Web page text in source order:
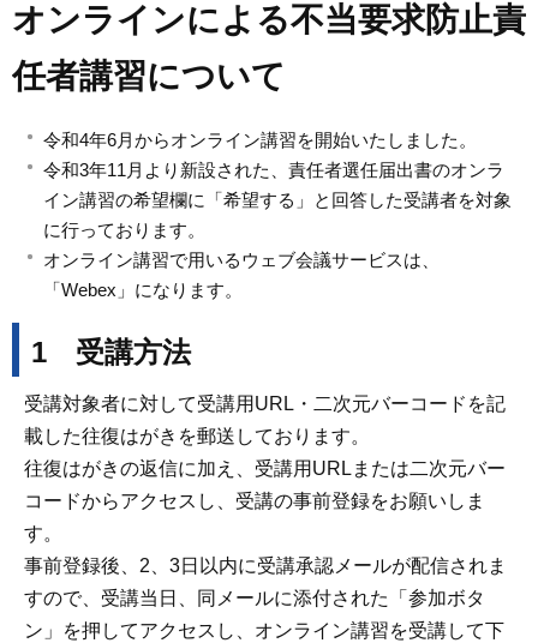
オンラインによる不当要求防止責
任者講習について
令和4年6月からオンライン講習を開始いたしました。
令和3年11月より新設された、責任者選任届出書のオンラ
イン講習の希望欄に「希望する」と回答した受講者を対象
に行っております。
オンライン講習で用いるウェブ会議サービスは、
「Webex」になります。
1 受講方法
受講対象者に対して受講用URL・二次元バーコードを記
載した往復はがきを郵送しております。
往復はがきの返信に加え、受講用URLまたは二次元バー
コードからアクセスし、受講の事前登録をお願いしま
す。
事前登録後、2、3日以内に受講承認メールが配信されま
すので、受講当日、同メールに添付された「参加ボタ
ン」を押してアクセスし、オンライン講習を受講して下